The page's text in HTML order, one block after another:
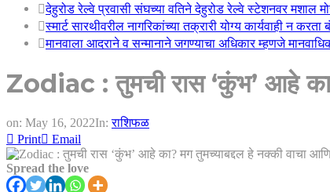
देहुरोड रेल्वे प्रवासी संघच्या वतिने देहुरोड रेल्वे स्टेशनवर मशाल
स्मार्ट सारथीवरील नागरिकांच्या तक्रारी योग्य कार्यवाही न
मानवाला आदराने व सन्मानाने जगण्याचा अधिकार म्हणजे
Zodiac : तुमची रास ‘कुंभ’ आहे का?
on: May 16, 2022In:राशिफळ
Print
Email
Spread the love